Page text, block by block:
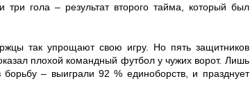
гола – результат второго тайма, который был
так упрощают свою игру. Но пять защитников
плохой командный футбол у чужих ворот. Лишь
– выиграли 92 % единоборств, и празднует